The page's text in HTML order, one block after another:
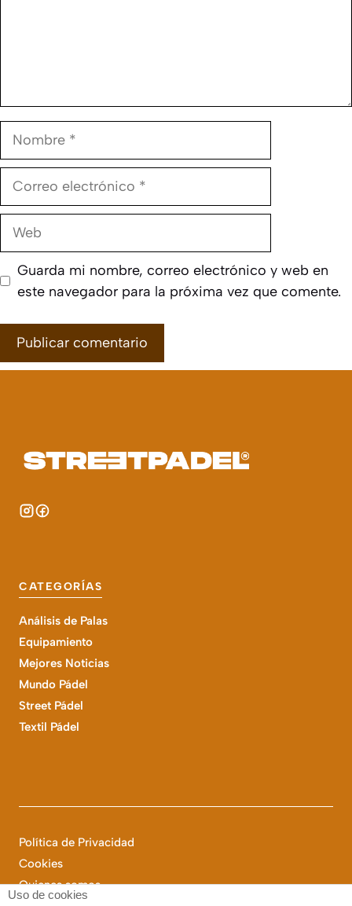
Nombre
Correo
Web
Guarda mi nombre, correo electrónico y web en
este navegador para la próxima vez que comente.
CATEGORÍAS
Análisis de Palas
Equipamiento
Mejores Noticias
Mundo Pádel
Street Pádel
Textil Pádel
Política de Privacidad
Cookies
Quienes somos
Uso de cookies